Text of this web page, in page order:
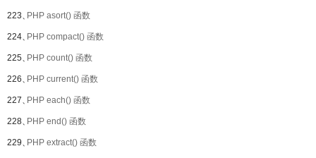
223、PHP asort() 函数
224、PHP compact() 函数
225、PHP count() 函数
226、PHP current() 函数
227、PHP each() 函数
228、PHP end() 函数
229、PHP extract() 函数